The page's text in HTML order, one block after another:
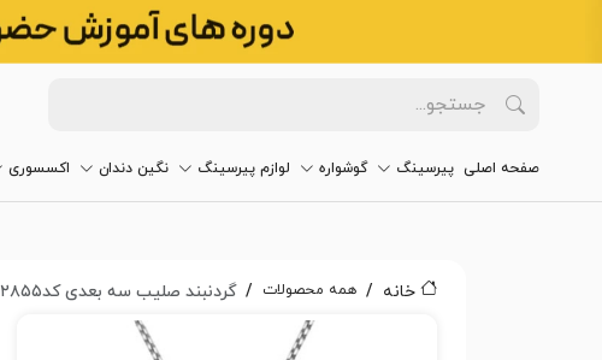
صفحه اصلی پیرسینگ گوشواره لوازم پیرسینگ نگین دندان اکسسوری
خانه همه محصولات گردنبند صلیب سه بعدی کد۲۸۵۵